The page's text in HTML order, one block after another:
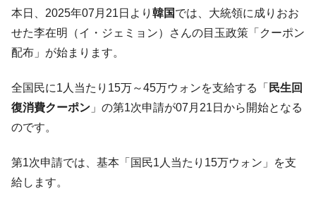
『Money1』
韓国･帰ってきた李在明。李在明を支持しな
い「50.5％」に上昇
『Money1』
韓国大統領府ボンクラ政策室長が告発され
断
『Money1』
韓国･警察職員が「丸刈りになって抗議活
動」
国の過剰生産が世界を蝕む。
『Money1』
本日、2025年07月21日より 韓国では、大統領に成りおお
せた李在明（イ・ジェミョン）さんの目玉政策「クーポン
配布」が始まります。
全国民に1人当たり15万～45万ウォンを支給する「 民生回
復消費クーポン 」の第1次申請が07月21日から開始となる
のです。
第1次申請では、基本「国民1人当たり15万ウォン」を支
給します。